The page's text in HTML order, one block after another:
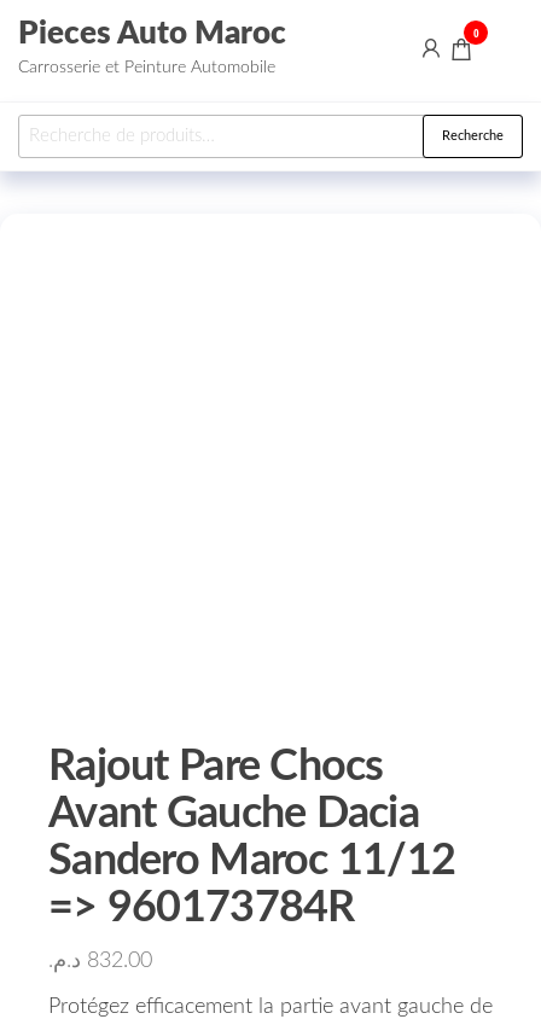
Aller au contenu
Pieces Auto Maroc
Carrosserie et Peinture Automobile
0
Recherche pour : Recherche
Rajout Pare Chocs
Avant Gauche Dacia
Sandero Maroc 11/12
=> 960173784R
832.00 د.م.
Protégez efficacement la partie avant gauche de